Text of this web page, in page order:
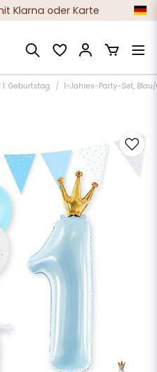
Kunden
1. Geburtstag 1-Jahres-Party-Set,